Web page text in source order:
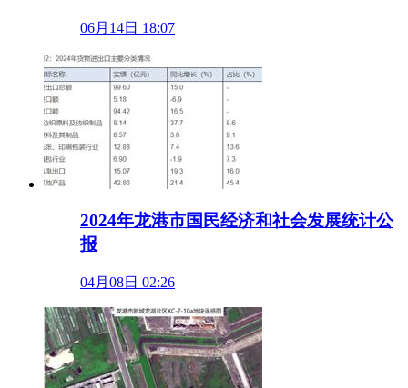
06月14日 18:07
2024年龙港市国民经济和社会发展统计公
报
04月08日 02:26